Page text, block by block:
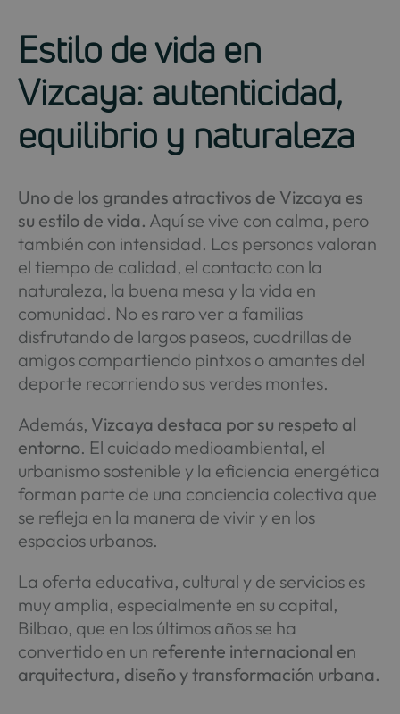
Estilo de vida en
Vizcaya: autenticidad,
equilibrio y naturaleza
Uno de los grandes atractivos de Vizcaya es
su estilo de vida. Aquí se vive con calma, pero
también con intensidad. Las personas valoran
el tiempo de calidad, el contacto con la
naturaleza, la buena mesa y la vida en
comunidad. No es raro ver a familias
disfrutando de largos paseos, cuadrillas de
amigos compartiendo pintxos o amantes del
deporte recorriendo sus verdes montes.
Además, Vizcaya destaca por su respeto al
entorno. El cuidado medioambiental, el
urbanismo sostenible y la eficiencia energética
forman parte de una conciencia colectiva que
se refleja en la manera de vivir y en los
espacios urbanos.
La oferta educativa, cultural y de servicios es
muy amplia, especialmente en su capital,
Bilbao, que en los últimos años se ha
convertido en un referente internacional en
arquitectura, diseño y transformación urbana.